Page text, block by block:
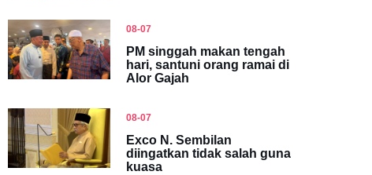
08-07
PM singgah makan tengah
hari, santuni orang ramai di
Alor Gajah
08-07
Exco N. Sembilan
diingatkan tidak salah guna
kuasa